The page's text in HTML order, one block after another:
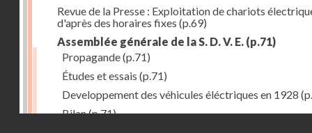
Revue de la Presse : Exploitation de chariots
d'après des horaires fixes (p.69)
Assemblée générale de la S. D. V. E. (p.71)
Propagande(p.71)
Études et essais (p.71)
Developpement des véhicules éléctriques en 1928
Bilan(p.71)